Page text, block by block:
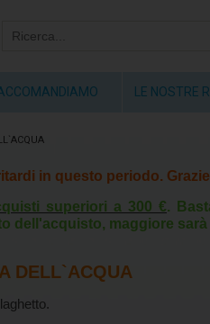
LE NOSTRE
in questo periodo.
superiori a 300 €.
dell'acquisto, maggiore
DELL`ACQUA